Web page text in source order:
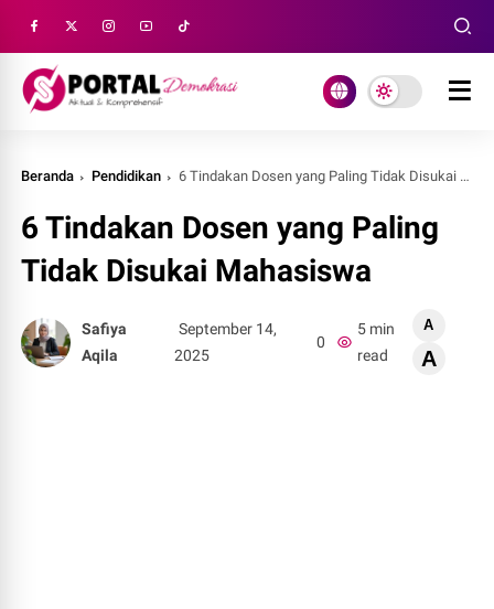
Beranda Pendidikan 6 Tindakan Dosen yang Paling Tidak Disukai Mahasiswa
6 Tindakan Dosen yang Paling
Tidak Disukai Mahasiswa
Safiya
Aqila
September 14,
2025
0
5 min
read
A
A